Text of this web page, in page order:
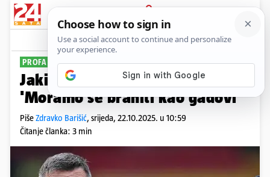
PRIJAVA
Sport Komentari
PROFA BRILJIRA
Jakirović preporodio Hull City!
'Moramo se braniti kao gadovi'
PišeZdravko Barišić, srijeda, 22.10.2025. u 10:59
Čitanje članka: 3 min